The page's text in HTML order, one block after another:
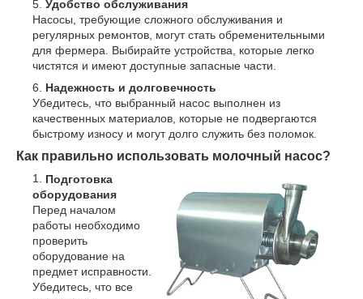
Удобство обслуживания
Насосы, требующие сложного обслуживания и
регулярных ремонтов, могут стать обременительными
для фермера. Выбирайте устройства, которые легко
чистятся и имеют доступные запасные части.
Надежность и долговечность
Убедитесь, что выбранный насос выполнен из
качественных материалов, которые не подвергаются
быстрому износу и могут долго служить без поломок.
Как правильно использовать молочный насос?
Подготовка
оборудования
Перед началом
работы необходимо
проверить
оборудование на
предмет исправности.
Убедитесь, что все